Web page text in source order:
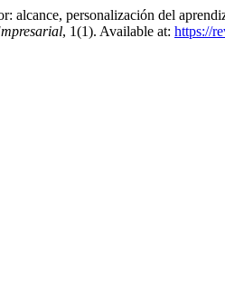
personalización del
, 1(1). Available at: https://